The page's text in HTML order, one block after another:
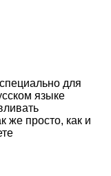
для
языке
же просто, как и